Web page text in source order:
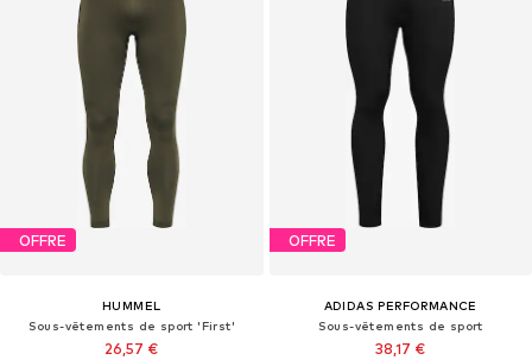
OFFRE
HUMMEL
Sous-vêtements de sport 'First'
26,57 €
OFFRE
ADIDAS PERFORMANCE
Sous-vêtements de sport
38,17 €